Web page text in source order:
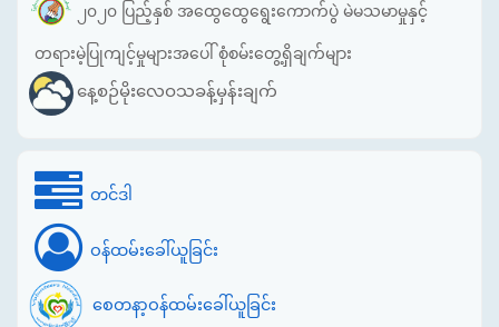
၂၀၂၀ ပြည့်နှစ် အထွေထွေရွေးကောက်ပွဲ မဲမသမာမှုနှင့်
တရားမဲ့ပြုကျင့်မှုများအပေါ် စုံစမ်းတွေ့ရှိချက်များ
နေ့စဉ်မိုးလေဝသခန့်မှန်းချက်
တင်ဒါ
ဝန်ထမ်းခေါ်ယူခြင်း
စေတနာ့ဝန်ထမ်းခေါ်ယူခြင်း